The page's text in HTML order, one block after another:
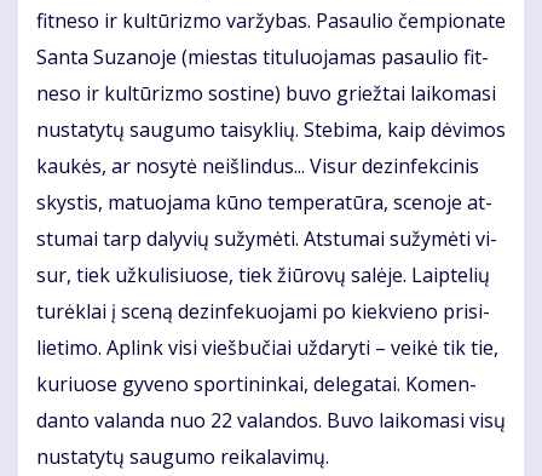
fit­ne­so ir kul­tū­riz­mo var­žy­bas. Pa­sau­lio čem­pio­na­te
San­ta Su­za­no­je (mies­tas ti­tu­luo­ja­mas pa­sau­lio fit­
ne­so ir kul­tū­riz­mo sos­ti­ne) bu­vo griež­tai lai­ko­ma­si
nu­sta­ty­tų sau­gu­mo tai­syk­lių. Ste­bi­ma, kaip dė­vi­mos
kau­kės, ar no­sy­tė ne­iš­lin­dus... Vi­sur dez­in­fek­ci­nis
skys­tis, ma­tuo­ja­ma kū­no tem­pe­ra­tū­ra, sce­no­je at­
stu­mai tarp da­ly­vių su­žy­mė­ti. At­stu­mai su­žy­mė­ti vi­
sur, tiek už­ku­li­siuo­se, tiek žiū­ro­vų sa­lė­je. Laip­te­lių
tu­rėk­lai į sce­ną dez­in­fe­kuo­ja­mi po kiek­vie­no pri­si­
lie­ti­mo. Ap­link vi­si vieš­bu­čiai už­da­ry­ti – vei­kė tik tie,
ku­riuo­se gy­ve­no spor­ti­nin­kai, de­le­ga­tai. Ko­men­
dan­to va­lan­da nuo 22 va­lan­dos. Bu­vo lai­ko­ma­si vi­sų
nu­sta­ty­tų sau­gu­mo rei­ka­la­vi­mų.